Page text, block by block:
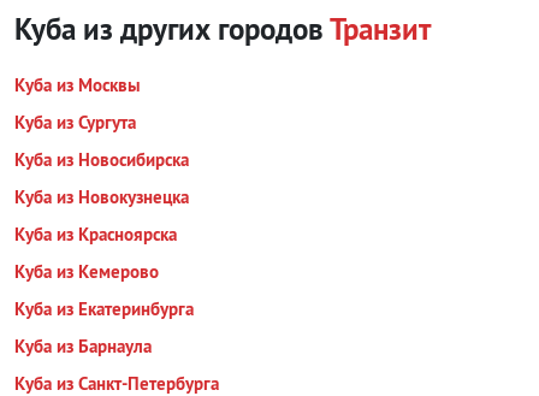
Куба из других городовТранзит
Куба из Москвы
Куба из Сургута
Куба из Новосибирска
Куба из Новокузнецка
Куба из Красноярска
Куба из Кемерово
Куба из Екатеринбурга
Куба из Барнаула
Куба из Санкт-Петербурга